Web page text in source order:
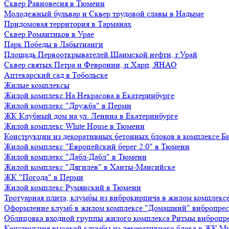
Сквер Равновесия в Тюмени
Молодежный бульвар и Сквер трудовой славы в Надыме
Придомовая территория в Тарманах
Сквер Романтиков в Урае
Парк Победы в Лабытнанги
Площадь Первооткрывателей Шаимской нефти, г.Урай
Сквер святых Петра и Февронии, п.Харп, ЯНАО
Аптекарский сад в Тобольске
Жилые комплексы
Жилой комплекс На Некрасова в Екатеринбурге
Жилой комплекс "Дружба" в Перми
ЖК Клубный дом на ул. Ленина в Екатеринбурге
Жилой комплекс White House в Тюмени
Конструкции из декоративных бетонных блоков в комплексе
Жилой комплекс "Европейский берег 2.0" в Тюмени
Жилой комплекс "Дабл-Дабл" в Тюмени
Жилой комплекс "Дягилев" в Ханты-Мансийске
ЖК "Погода" в Перми
Жилой комплекс Румянский в Тюмени
Тротуарная плита, клумбы из виброкирпича в жилом
Оформление клумб в жилом комплексе "Домашний"
Облицовка входной группы жилого комплекса Ритмы